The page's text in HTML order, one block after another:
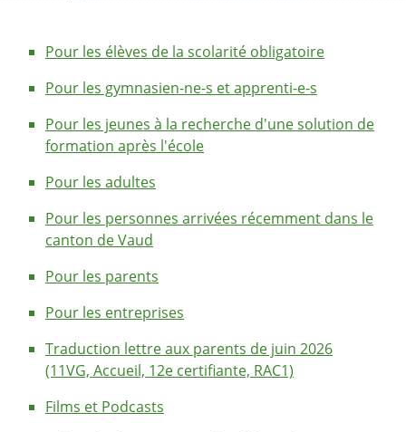
Pour les élèves de la scolarité obligatoire
Pour les gymnasien-ne-s et apprenti-e-s
Pour les jeunes à la recherche d'une solution de
formation après l'école
Pour les adultes
Pour les personnes arrivées récemment dans le
canton de Vaud
Pour les parents
Pour les entreprises
Traduction lettre aux parents de juin 2026
(11VG, Accueil, 12e certifiante, RAC1)
Films et Podcasts